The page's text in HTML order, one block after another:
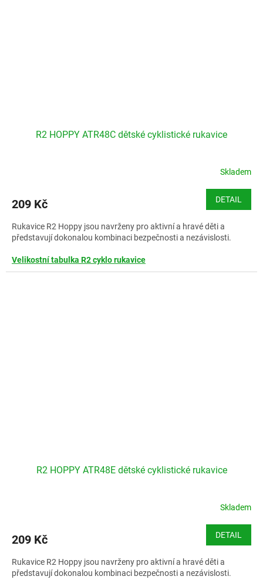
R2 HOPPY ATR48C dětské cyklistické rukavice
Skladem
209 Kč DETAIL
Rukavice R2 Hoppy jsou navrženy pro aktivní a hravé děti a
představují dokonalou kombinaci bezpečnosti a nezávislosti.
Velikostní tabulka R2 cyklo rukavice
R2 HOPPY ATR48E dětské cyklistické rukavice
Skladem
209 Kč DETAIL
Rukavice R2 Hoppy jsou navrženy pro aktivní a hravé děti a
představují dokonalou kombinaci bezpečnosti a nezávislosti.